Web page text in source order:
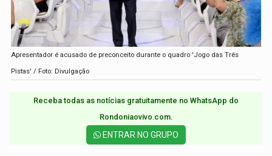
Apresentador é acusado de preconceito durante o quadro 'Jogo das Três
Pistas' / Foto: Divulgação
Receba todas as notícias gratuitamente no WhatsApp do
Rondoniaovivo.com.​
ENTRAR NO GRUPO